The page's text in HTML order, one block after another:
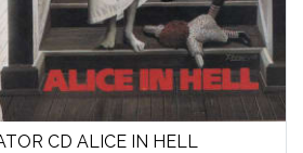
CD ALICE IN HELL